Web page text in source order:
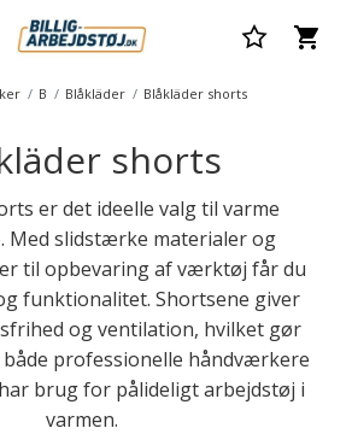
B Blåkläder Blåkläder shorts
shorts
er det ideelle valg til varme
Med slidstærke materialer og
til opbevaring af værktøj får du
funktionalitet. Shortsene giver
og ventilation, hvilket gør
professionelle håndværkere
brug for pålideligt arbejdstøj i
varmen.